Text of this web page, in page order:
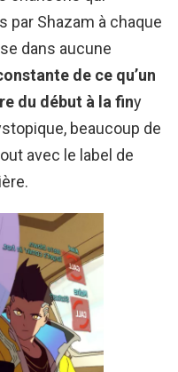
par Shazam à chaque
dans aucune
de ce qu’un
du début à la finy
beaucoup de
avec le label de